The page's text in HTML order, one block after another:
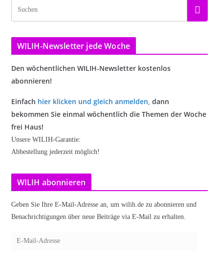
WILIH-Newsletter jede Woche
Den wöchentlichen WILIH-Newsletter kostenlos
abonnieren!
Einfach hier klicken und gleich anmelden, dann
bekommen Sie einmal wöchentlich die Themen der Woche
frei Haus!
Unsere WILIH-Garantie:
Abbestellung jederzeit möglich!
WILIH abonnieren
Geben Sie Ihre E-Mail-Adresse an, um wilih.de zu abonnieren und
Benachrichtigungen über neue Beiträge via E-Mail zu erhalten.